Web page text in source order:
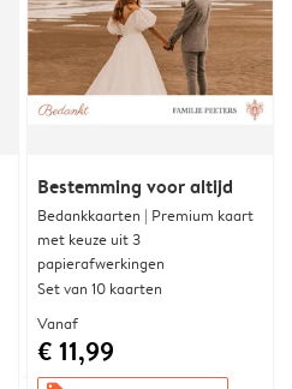
Bestemming voor altijd
Bedankkaarten | Premium kaart
met keuze uit 3
papierafwerkingen
Set van 10 kaarten
Vanaf
€ 11,99